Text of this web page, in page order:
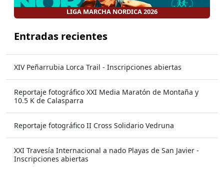
LIGA MARCHA NORDICA 2026
Entradas recientes
XIV Peñarrubia Lorca Trail - Inscripciones abiertas
Reportaje fotográfico XXI Media Maratón de Montaña y
10.5 K de Calasparra
Reportaje fotográfico II Cross Solidario Vedruna
XXI Travesía Internacional a nado Playas de San Javier -
Inscripciones abiertas